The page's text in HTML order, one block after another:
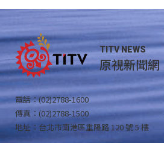
TITV NEWS
原視新聞網
電話：(02)2788-1600
傳真：(02)2788-1500
地址：台北市南港區重陽路 120 號 5 樓